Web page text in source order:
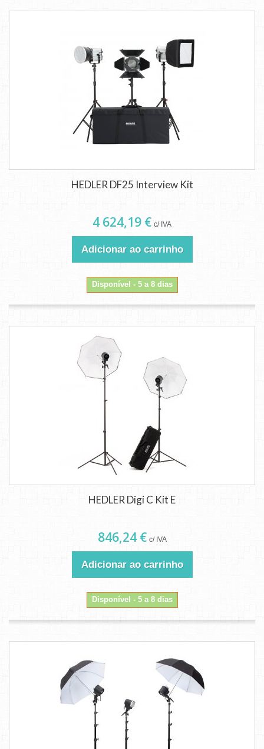
HEDLER DF25 Interview Kit
4 624,19 € c/ IVA
Adicionar ao carrinho
Disponível - 5 a 8 dias
HEDLER Digi C Kit E
846,24 € c/ IVA
Adicionar ao carrinho
Disponível - 5 a 8 dias